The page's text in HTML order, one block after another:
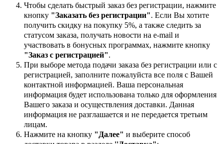
Чтобы сделать быстрый заказ без регистрации, нажмите
кнопку "Заказать без регистрации". Если Вы хотите
получить скидку на покупку 5%, а также следить за
статусом заказа, получать новости на e-mail и
участвовать в бонусных программах, нажмите кнопку
"Заказ с регистрацией".
При выборе метода подачи заказа без регистрации или с
регистрацией, заполните пожалуйста все поля с Вашей
контактной информацией. Ваша персональная
информация будет использована только для оформления
Вашего заказа и осуществления доставки. Данная
информация не разглашается и не передается третьим
лицам.
Нажмите на кнопку "Далее" и выберите способ